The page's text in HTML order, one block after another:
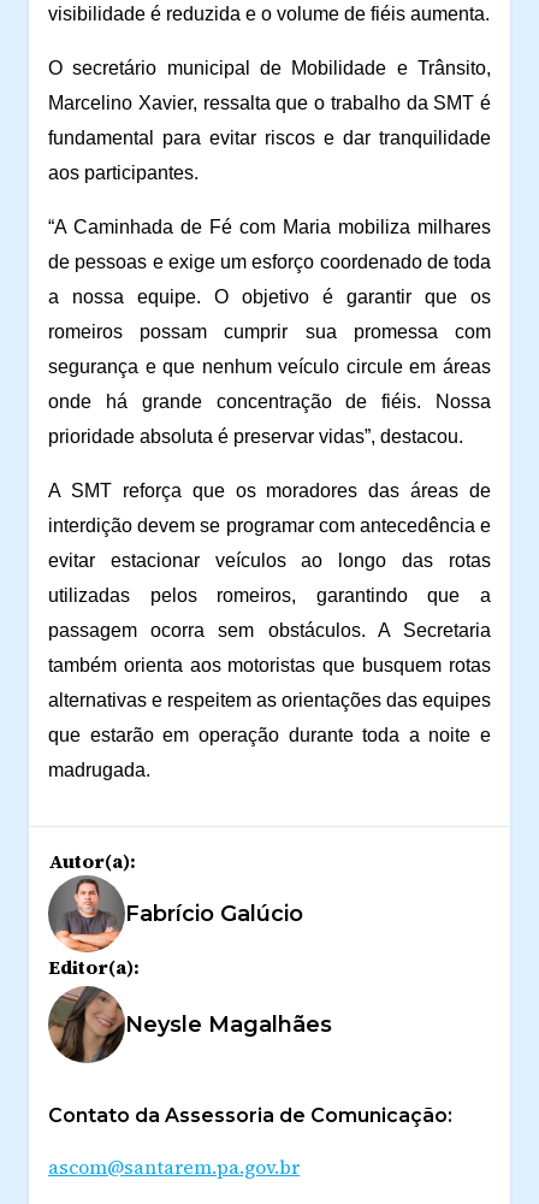
visibilidade é reduzida e o volume de fiéis aumenta.
O secretário municipal de Mobilidade e Trânsito,
Marcelino Xavier, ressalta que o trabalho da SMT é
fundamental para evitar riscos e dar tranquilidade
aos participantes.
“A Caminhada de Fé com Maria mobiliza milhares
de pessoas e exige um esforço coordenado de toda
a nossa equipe. O objetivo é garantir que os
romeiros possam cumprir sua promessa com
segurança e que nenhum veículo circule em áreas
onde há grande concentração de fiéis. Nossa
prioridade absoluta é preservar vidas”, destacou.
A SMT reforça que os moradores das áreas de
interdição devem se programar com antecedência e
evitar estacionar veículos ao longo das rotas
utilizadas pelos romeiros, garantindo que a
passagem ocorra sem obstáculos. A Secretaria
também orienta aos motoristas que busquem rotas
alternativas e respeitem as orientações das equipes
que estarão em operação durante toda a noite e
madrugada.
Autor(a):
Fabrício Galúcio
Editor(a):
Neysle Magalhães
Contato da Assessoria de Comunicação:
ascom@santarem.pa.gov.br